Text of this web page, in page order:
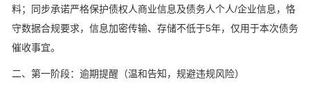
料；同步承诺严格保护债权人商业信息及债务人个人/企业信息，恪
守数据合规要求，信息加密传输、存储不低于5年，仅用于本次债务
催收事宜。
二、第一阶段：逾期提醒（温和告知，规避违规风险）